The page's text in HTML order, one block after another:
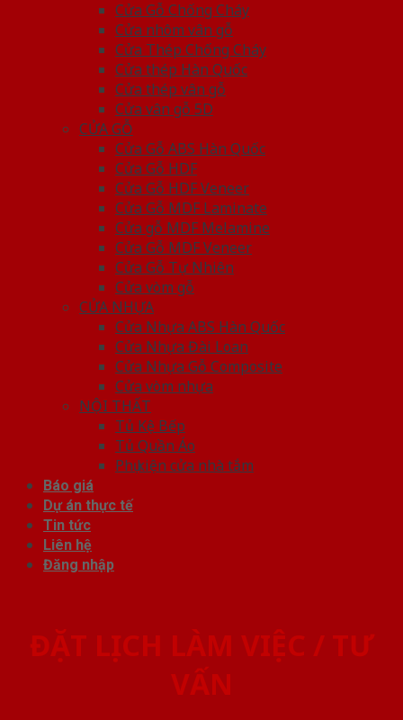
Cửa Gỗ Chống Cháy
Cửa nhôm vân gỗ
Cửa Thép Chống Cháy
Cửa thép Hàn Quốc
Cửa thép vân gỗ
Cửa vân gỗ 5D
CỬA GỖ
Cửa Gỗ ABS Hàn Quốc
Cửa Gỗ HDF
Cửa Gỗ HDF Veneer
Cửa Gỗ MDF Laminate
Cửa gỗ MDF Melamine
Cửa Gỗ MDF Veneer
Cửa Gỗ Tự Nhiên
Cửa vòm gỗ
CỬA NHỰA
Cửa Nhựa ABS Hàn Quốc
Cửa Nhựa Đài Loan
Cửa Nhựa Gỗ Composite
Cửa vòm nhựa
NỘI THẤT
Tủ Kệ Bếp
Tủ Quần Áo
Phụ kiện cửa nhà tắm
Báo giá
Dự án thực tế
Tin tức
Liên hệ
Đăng nhập
ĐẶT LỊCH LÀM VIỆC / TƯ
VẤN